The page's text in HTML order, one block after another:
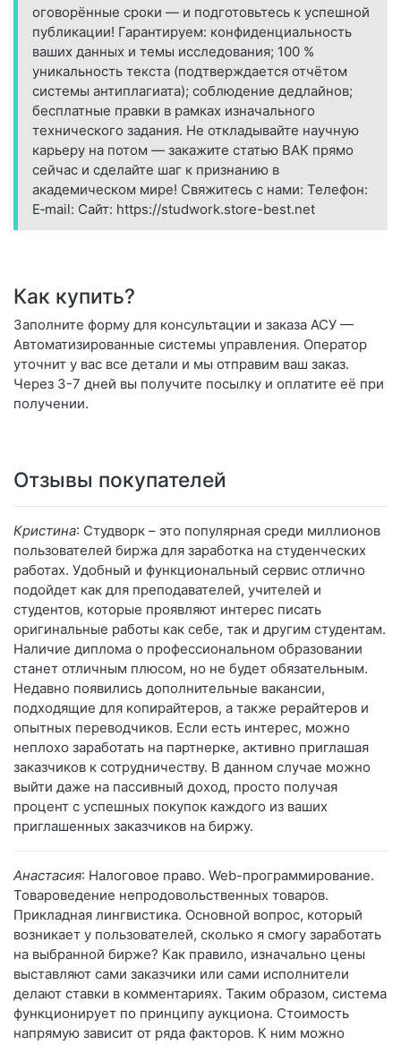
оговорённые сроки — и подготовьтесь к успешной
публикации! Гарантируем: конфиденциальность
ваших данных и темы исследования; 100 %
уникальность текста (подтверждается отчётом
системы антиплагиата); соблюдение дедлайнов;
бесплатные правки в рамках изначального
технического задания. Не откладывайте научную
карьеру на потом — закажите статью ВАК прямо
сейчас и сделайте шаг к признанию в
академическом мире! Свяжитесь с нами: Телефон:
E‑mail: Сайт: https://studwork.store-best.net
Как купить?
Заполните форму для консультации и заказа АСУ —
Автоматизированные системы управления. Оператор
уточнит у вас все детали и мы отправим ваш заказ.
Через 3-7 дней вы получите посылку и оплатите её при
получении.
Отзывы покупателей
Кристина: Студворк – это популярная среди миллионов
пользователей биржа для заработка на студенческих
работах. Удобный и функциональный сервис отлично
подойдет как для преподавателей, учителей и
студентов, которые проявляют интерес писать
оригинальные работы как себе, так и другим студентам.
Наличие диплома о профессиональном образовании
станет отличным плюсом, но не будет обязательным.
Недавно появились дополнительные вакансии,
подходящие для копирайтеров, а также рерайтеров и
опытных переводчиков. Если есть интерес, можно
неплохо заработать на партнерке, активно приглашая
заказчиков к сотрудничеству. В данном случае можно
выйти даже на пассивный доход, просто получая
процент с успешных покупок каждого из ваших
приглашенных заказчиков на биржу.
Анастасия: Налоговое право. Web-программирование.
Товароведение непродовольственных товаров.
Прикладная лингвистика. Основной вопрос, который
возникает у пользователей, сколько я смогу заработать
на выбранной бирже? Как правило, изначально цены
выставляют сами заказчики или сами исполнители
делают ставки в комментариях. Таким образом, система
функционирует по принципу аукциона. Стоимость
напрямую зависит от ряда факторов. К ним можно